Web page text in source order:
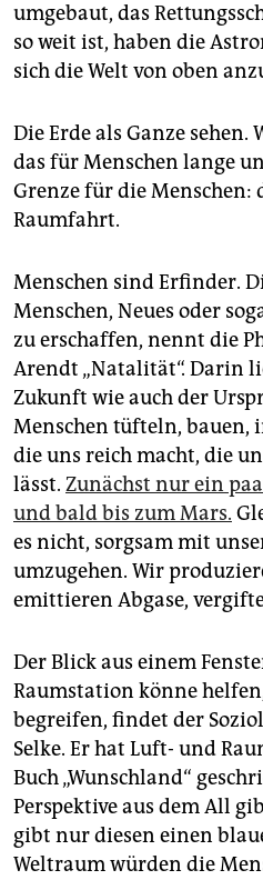
umgebaut, das
so weit ist, haben die
sich die Welt von oben
Die Erde als Ganze
das für Menschen lange
Grenze für die Menschen:
Raumfahrt.
Menschen sind Erfinder.
Menschen, Neues oder
zu erschaffen, nennt die
Arendt „Natalität“. Darin
Zukunft wie auch der
Menschen tüfteln, bauen,
die uns reich macht, die
lässt. Zunächst nur ein
und bald bis zum Mars.
es nicht, sorgsam mit
umzugehen. Wir
emittieren Abgase,
Der Blick aus einem
Raumstation könne
begreifen, findet der
Selke. Er hat Luft- und
Buch „Wunschland“
Perspektive aus dem All
gibt nur diesen einen
Weltraum würden die